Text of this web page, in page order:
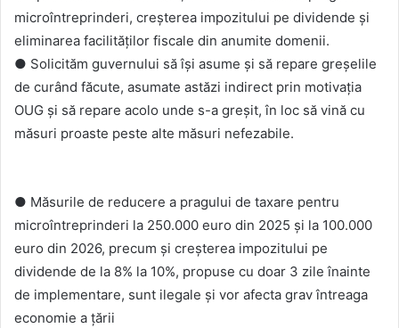
microîntreprinderi, creșterea impozitului pe dividende și
eliminarea facilităților fiscale din anumite domenii.
● Solicităm guvernului să își asume și să repare greșelile
de curând făcute, asumate astăzi indirect prin motivația
OUG și să repare acolo unde s-a greșit, în loc să vină cu
măsuri proaste peste alte măsuri nefezabile.
● Măsurile de reducere a pragului de taxare pentru
microîntreprinderi la 250.000 euro din 2025 și la 100.000
euro din 2026, precum și creșterea impozitului pe
dividende de la 8% la 10%, propuse cu doar 3 zile înainte
de implementare, sunt ilegale și vor afecta grav întreaga
economie a țării